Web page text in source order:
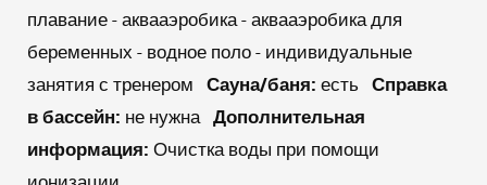
плавание - аквааэробика - аквааэробика для
беременных - водное поло - индивидуальные
занятия с тренером Сауна/баня: есть Справка
в бассейн: не нужна Дополнительная
информация: Очистка воды при помощи